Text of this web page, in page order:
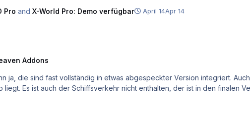
Pro and X-World Pro: Demo verfügbar April 14Apr 14
Addons
ja, die sind fast vollständig in etwas abgespeckter Version integriert.
Es ist auch der Schiffsverkehr nicht enthalten, der ist in den finalen